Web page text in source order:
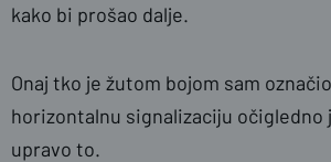
kako bi prošao dalje.
Onaj tko je žutom bojom sam
horizontalnu signalizaciju
upravo to.